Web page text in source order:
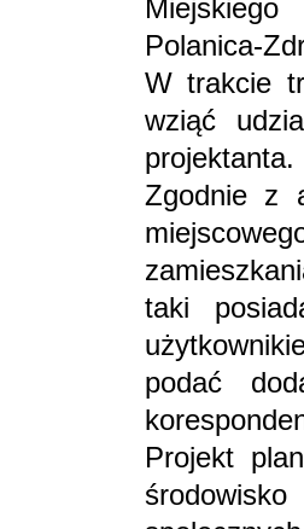
Polanica-
W trakcie
wziąć
projektanta.
Zgodnie z
taki
podać
Projekt